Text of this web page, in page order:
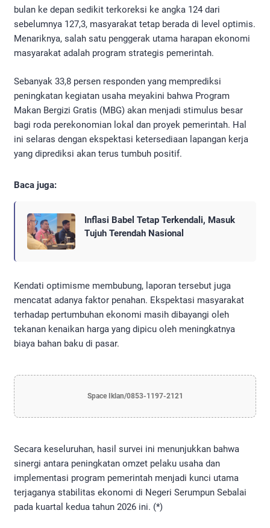
bulan ke depan sedikit terkoreksi ke angka 124 dari
sebelumnya 127,3, masyarakat tetap berada di level optimis.
Menariknya, salah satu penggerak utama harapan ekonomi
masyarakat adalah program strategis pemerintah.
​Sebanyak 33,8 persen responden yang memprediksi
peningkatan kegiatan usaha meyakini bahwa Program
Makan Bergizi Gratis (MBG) akan menjadi stimulus besar
bagi roda perekonomian lokal dan proyek pemerintah. Hal
ini selaras dengan ekspektasi ketersediaan lapangan kerja
yang diprediksi akan terus tumbuh positif.
Baca juga:
Inflasi Babel Tetap Terkendali, Masuk
Tujuh Terendah Nasional
​Kendati optimisme membubung, laporan tersebut juga
mencatat adanya faktor penahan. Ekspektasi masyarakat
terhadap pertumbuhan ekonomi masih dibayangi oleh
tekanan kenaikan harga yang dipicu oleh meningkatnya
biaya bahan baku di pasar.
Space Iklan/0853-1197-2121
​Secara keseluruhan, hasil survei ini menunjukkan bahwa
sinergi antara peningkatan omzet pelaku usaha dan
implementasi program pemerintah menjadi kunci utama
terjaganya stabilitas ekonomi di Negeri Serumpun Sebalai
pada kuartal kedua tahun 2026 ini. (*)